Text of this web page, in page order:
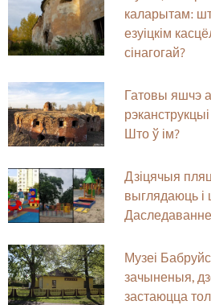
каларытам:
езуіцкім
сінагогай?
Гатовы яшчэ
Што ў ім?
Дзіцячыя
выглядаюць і
Даследаванне
Музеі
зачыненыя,
застаюцца